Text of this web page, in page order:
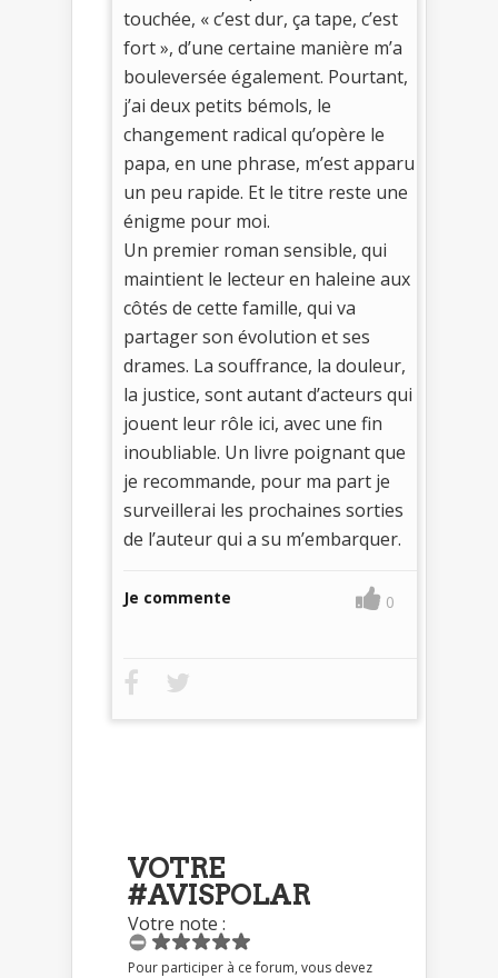
touchée, « c’est dur, ça tape, c’est
fort », d’une certaine manière m’a
bouleversée également. Pourtant,
j’ai deux petits bémols, le
changement radical qu’opère le
papa, en une phrase, m’est apparu
un peu rapide. Et le titre reste une
énigme pour moi.
Un premier roman sensible, qui
maintient le lecteur en haleine aux
côtés de cette famille, qui va
partager son évolution et ses
drames. La souffrance, la douleur,
la justice, sont autant d’acteurs qui
jouent leur rôle ici, avec une fin
inoubliable. Un livre poignant que
je recommande, pour ma part je
surveillerai les prochaines sorties
de l’auteur qui a su m’embarquer.
Je commente 0
VOTRE
#AVISPOLAR
Votre note :
Pour participer à ce forum, vous devez